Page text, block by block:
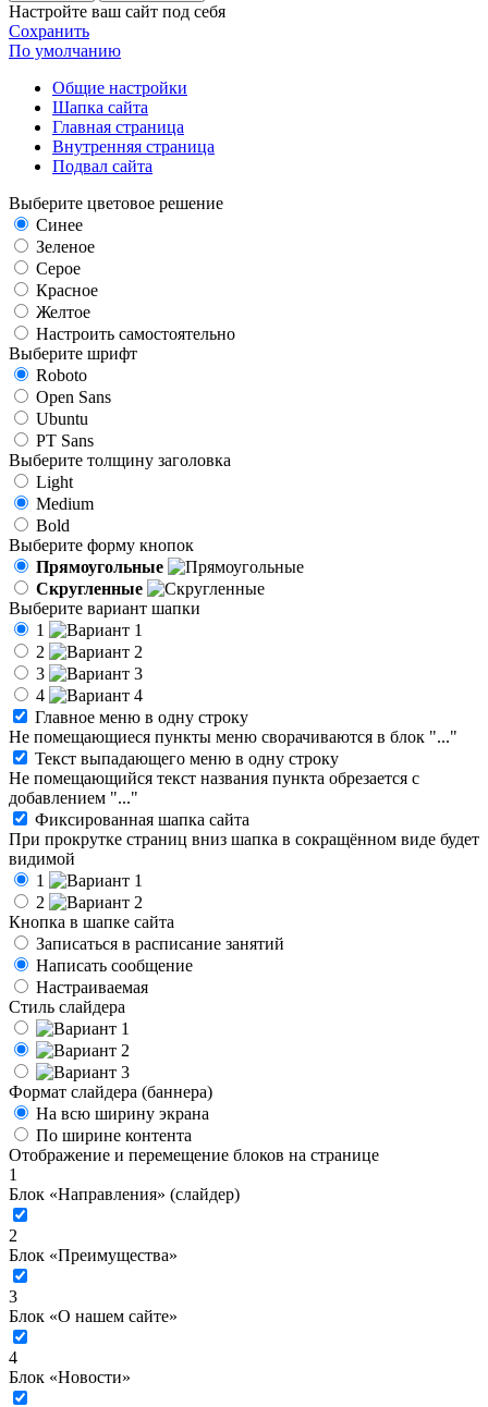
Настройте ваш сайт под себя
Сохранить
По умолчанию
Общие настройки
Шапка сайта
Главная страница
Внутренняя страница
Подвал сайта
Выберите цветовое решение
Синее
Зеленое
Серое
Красное
Желтое
Настроить самостоятельно
Выберите шрифт
Roboto
Open Sans
Ubuntu
PT Sans
Выберите толщину заголовка
Light
Medium
Bold
Выберите форму кнопок
Прямоугольные
Скругленные
Выберите вариант шапки
1
2
3
4
Главное меню в одну строку
Не помещающиеся пункты меню сворачиваются в блок "..."
Текст выпадающего меню в одну строку
Не помещающийся текст названия пункта обрезается с
добавлением "..."
Фиксированная шапка сайта
При прокрутке страниц вниз шапка в сокращённом виде будет
видимой
1
2
Кнопка в шапке сайта
Записаться в расписание занятий
Написать сообщение
Настраиваемая
Стиль слайдера
Формат слайдера (баннера)
На всю ширину экрана
По ширине контента
Отображение и перемещение блоков на странице
1
Блок «Направления» (слайдер)
2
Блок «Преимущества»
3
Блок «О нашем сайте»
4
Блок «Новости»